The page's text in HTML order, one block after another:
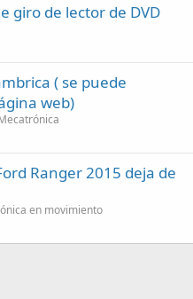
giro de lector de DVD
( se puede
web)
Ranger 2015 deja de
en movimiento